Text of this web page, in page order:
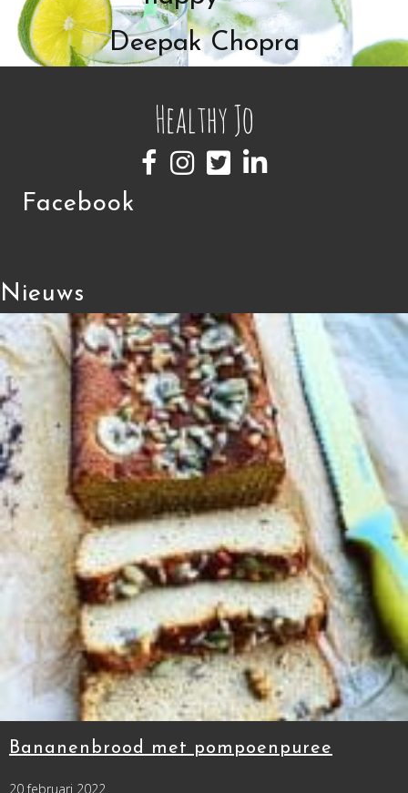
Deepak Chopra
Facebook
Nieuws
Bananenbrood met pompoenpuree
20 februari 2022